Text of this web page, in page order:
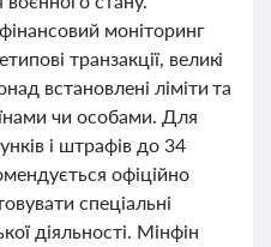
моніторинг
транзакції, великі
встановлені ліміти та
чи особами. Для
і штрафів до 34
офіційно
спеціальні
діяльності. Мінфін